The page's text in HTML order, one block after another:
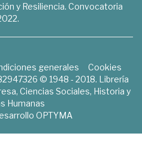
y Resiliencia. Convocatoria
generales
Cookies
© 1948 - 2018. Librería
Ciencias Sociales, Historia y
Humanas
OPTYMA